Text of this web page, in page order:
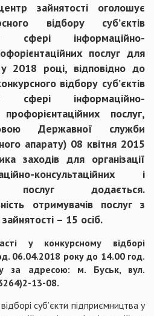
зайнятості оголошує
відбору суб’єктів
сфері інформаційно-
послуг для
2018 році, відповідно до
відбору суб’єктів
сфері інформаційно-
послуг,
Державної служби
апарату) 08 квітня 2015
заходів для організації
консультаційних і
послуг додається.
отримувачів послуг з
– 15 осіб.
у конкурсному відборі
06.04.2018 року до 14.00 год.
за адресою: м. Буськ, вул.
13-08.
суб’єкти підприємництва у